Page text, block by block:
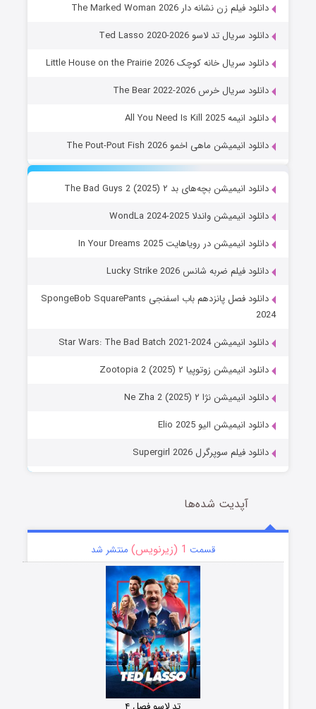
دانلود فیلم زن نشانه دار The Marked Woman 2026
دانلود سریال تد لاسو Ted Lasso 2020-2026
دانلود سریال خانه کوچک Little House on the Prairie 2026
دانلود سریال خرس The Bear 2022-2026
دانلود انیمه All You Need Is Kill 2025
دانلود انیمیشن ماهی اخمو The Pout-Pout Fish 2026
دانلود انیمیشن بچه‌های بد ۲ The Bad Guys 2 (2025)
دانلود انیمیشن واندلا WondLa 2024-2025
دانلود انیمیشن در رویاهایت In Your Dreams 2025
دانلود فیلم ضربه شانس Lucky Strike 2026
دانلود فصل پانزدهم باب اسفنجی SpongeBob SquarePants
2024
دانلود انیمیشن Star Wars: The Bad Batch 2021-2024
دانلود انیمیشن زوتوپیا ۲ Zootopia 2 (2025)
دانلود انیمیشن نژا ۲ Ne Zha 2 (2025)
دانلود انیمیشن الیو Elio 2025
دانلود فیلم سوپرگرل Supergirl 2026
آپدیت شده‌ها
قسمت 1 (زیرنویس) منتشر شد